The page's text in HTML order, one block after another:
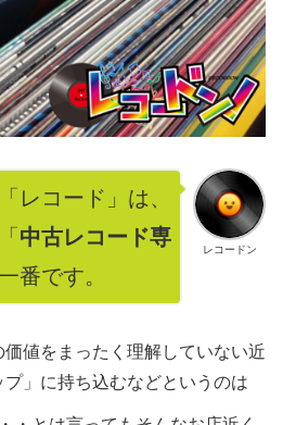
レコードン
レコード」は、
中古レコード専
番です。
値をまったく理解していない近
」に持ち込むなどというのは